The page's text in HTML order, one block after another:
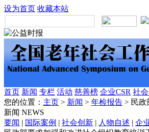
设为首页 收藏本站
首页 新闻 专栏 活动 慈善榜 企业CSR 社
您的位置： 主页 > 新闻 > 年检报告 > 民政
新闻 NEWS
要闻 | 国际案例 | 社会创新 | 人物自述 | 企